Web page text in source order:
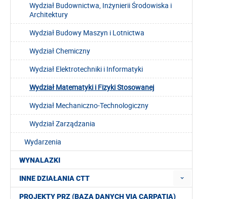
Wydział Budownictwa, Inżynierii Środowiska i
Architektury
Wydział Budowy Maszyn i Lotnictwa
Wydział Chemiczny
Wydział Elektrotechniki i Informatyki
Wydział Matematyki i Fizyki Stosowanej
Wydział Mechaniczno-Technologiczny
Wydział Zarządzania
Wydarzenia
WYNALAZKI
INNE DZIAŁANIA CTT
PROJEKTY PRZ (BAZA DANYCH VIA CARPATIA)